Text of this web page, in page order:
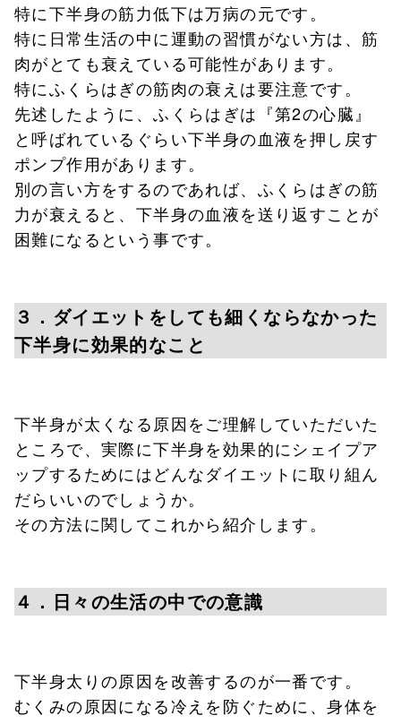
特に下半身の筋力低下は万病の元です。
特に日常生活の中に運動の習慣がない方は、筋
肉がとても衰えている可能性があります。
特にふくらはぎの筋肉の衰えは要注意です。
先述したように、ふくらはぎは『第2の心臓』
と呼ばれているぐらい下半身の血液を押し戻す
ポンプ作用があります。
別の言い方をするのであれば、ふくらはぎの筋
力が衰えると、下半身の血液を送り返すことが
困難になるという事です。
３．ダイエットをしても細くならなかった
下半身に効果的なこと
下半身が太くなる原因をご理解していただいた
ところで、実際に下半身を効果的にシェイプア
ップするためにはどんなダイエットに取り組ん
だらいいのでしょうか。
その方法に関してこれから紹介します。
４．日々の生活の中での意識
下半身太りの原因を改善するのが一番です。
むくみの原因になる冷えを防ぐために、身体を